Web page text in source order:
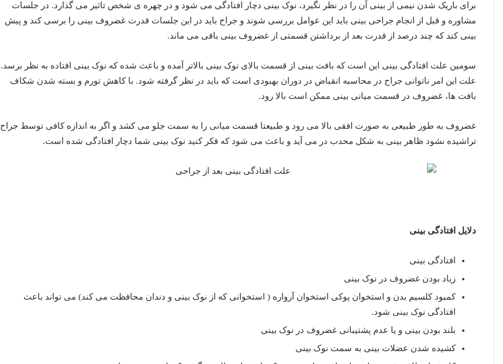
برای باریک شدن نیمی از بینی آن را در نظر نگیرد، نوک بینی دچار افتادگی می شود و در چهره ی شخص تاثیر می گذارد. در جلسات
مشاوره و قبل از انجام جراحی بینی باید این عوامل بررسی شوند و جراح باید در این جلسات قدرت غضروف بینی را برسی کند و پیش
بینی کند که چند درصد از قدرت بعد از برداشتن قسمتی از غضروف بینی باقی می ماند.
سومین علت افتادگی بینی این است که بافت بینی از قسمت بالای نوک بینی بالاتر آمده و باعث شده که نوک بینی افتاده به نظر برسد.
علت این امر ناتوانی جراح در محاسبه انقباض در دوران بهبودی است که باید در نظر گرفته شود. با کاهش تورم و بسته شدن شکاف
بافت ها، غضروف در قسمت میانی بینی ممکن است بالا رود.
غضروف به طور طبیعی به صورت افقی بالا می رود و طبیعتا قسمت میانی را به سمت جلو می کشد و اگر به اندازه کافی توسط جراح
تراشیده نشود ظاهر بینی به شکل محدب در می آید و باعث می شود که فکر کنید نوک بینی شما دچار افتادگی شده است.
دلایل افتادگی بینی
افتادگی بینی
زیاد بودن غضروف در نوک بینی
کمبود کلسیم بدن و استخوان پوکی استخوان آرواره ( استخوانی که از نوک بینی و دندان محافظت می کند) می تواند باعث
افتادگی نوک بینی شود.
بلند بودن بینی و یا عدم پشتیبانی غضروف در نوک بینی
کشیده شدن عضلات بینی به سمت نوک بینی